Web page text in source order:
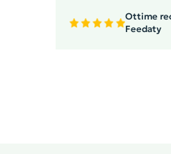
Ottime
Feedaty